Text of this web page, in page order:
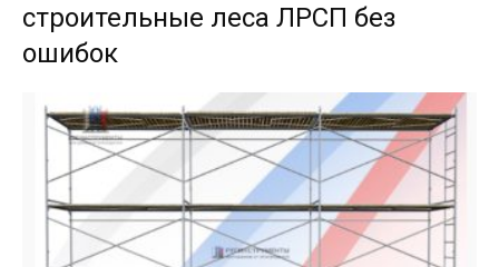
строительные леса ЛРСП без
ошибок